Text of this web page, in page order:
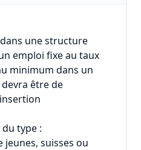
une structure
emploi fixe au taux
minimum dans un
être de
type :
jeunes, suisses ou